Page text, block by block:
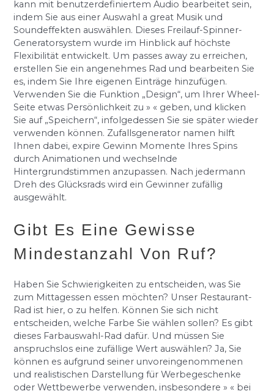
kann mit benutzerdefiniertem Audio bearbeitet sein,
indem Sie aus einer Auswahl a great Musik und
Soundeffekten auswählen. Dieses Freilauf-Spinner-
Generatorsystem wurde im Hinblick auf höchste
Flexibilität entwickelt. Um passes away zu erreichen,
erstellen Sie ein angenehmes Rad und bearbeiten Sie
es, indem Sie Ihre eigenen Einträge hinzufügen.
Verwenden Sie die Funktion „Design“, um Ihrer Wheel-
Seite etwas Persönlichkeit zu » « geben, und klicken
Sie auf „Speichern“, infolgedessen Sie sie später wieder
verwenden können. Zufallsgenerator namen hilft
Ihnen dabei, expire Gewinn Momente Ihres Spins
durch Animationen und wechselnde
Hintergrundstimmen anzupassen. Nach jedermann
Dreh des Glücksrads wird ein Gewinner zufällig
ausgewählt.
Gibt Es Eine Gewisse
Mindestanzahl Von Ruf?
Haben Sie Schwierigkeiten zu entscheiden, was Sie
zum Mittagessen essen möchten? Unser Restaurant-
Rad ist hier, o zu helfen. Können Sie sich nicht
entscheiden, welche Farbe Sie wählen sollen? Es gibt
dieses Farbauswahl-Rad dafür. Und müssen Sie
anspruchslos eine zufällige Wert auswählen? Ja, Sie
können es aufgrund seiner unvoreingenommenen
und realistischen Darstellung für Werbegeschenke
oder Wettbewerbe verwenden, insbesondere » « bei